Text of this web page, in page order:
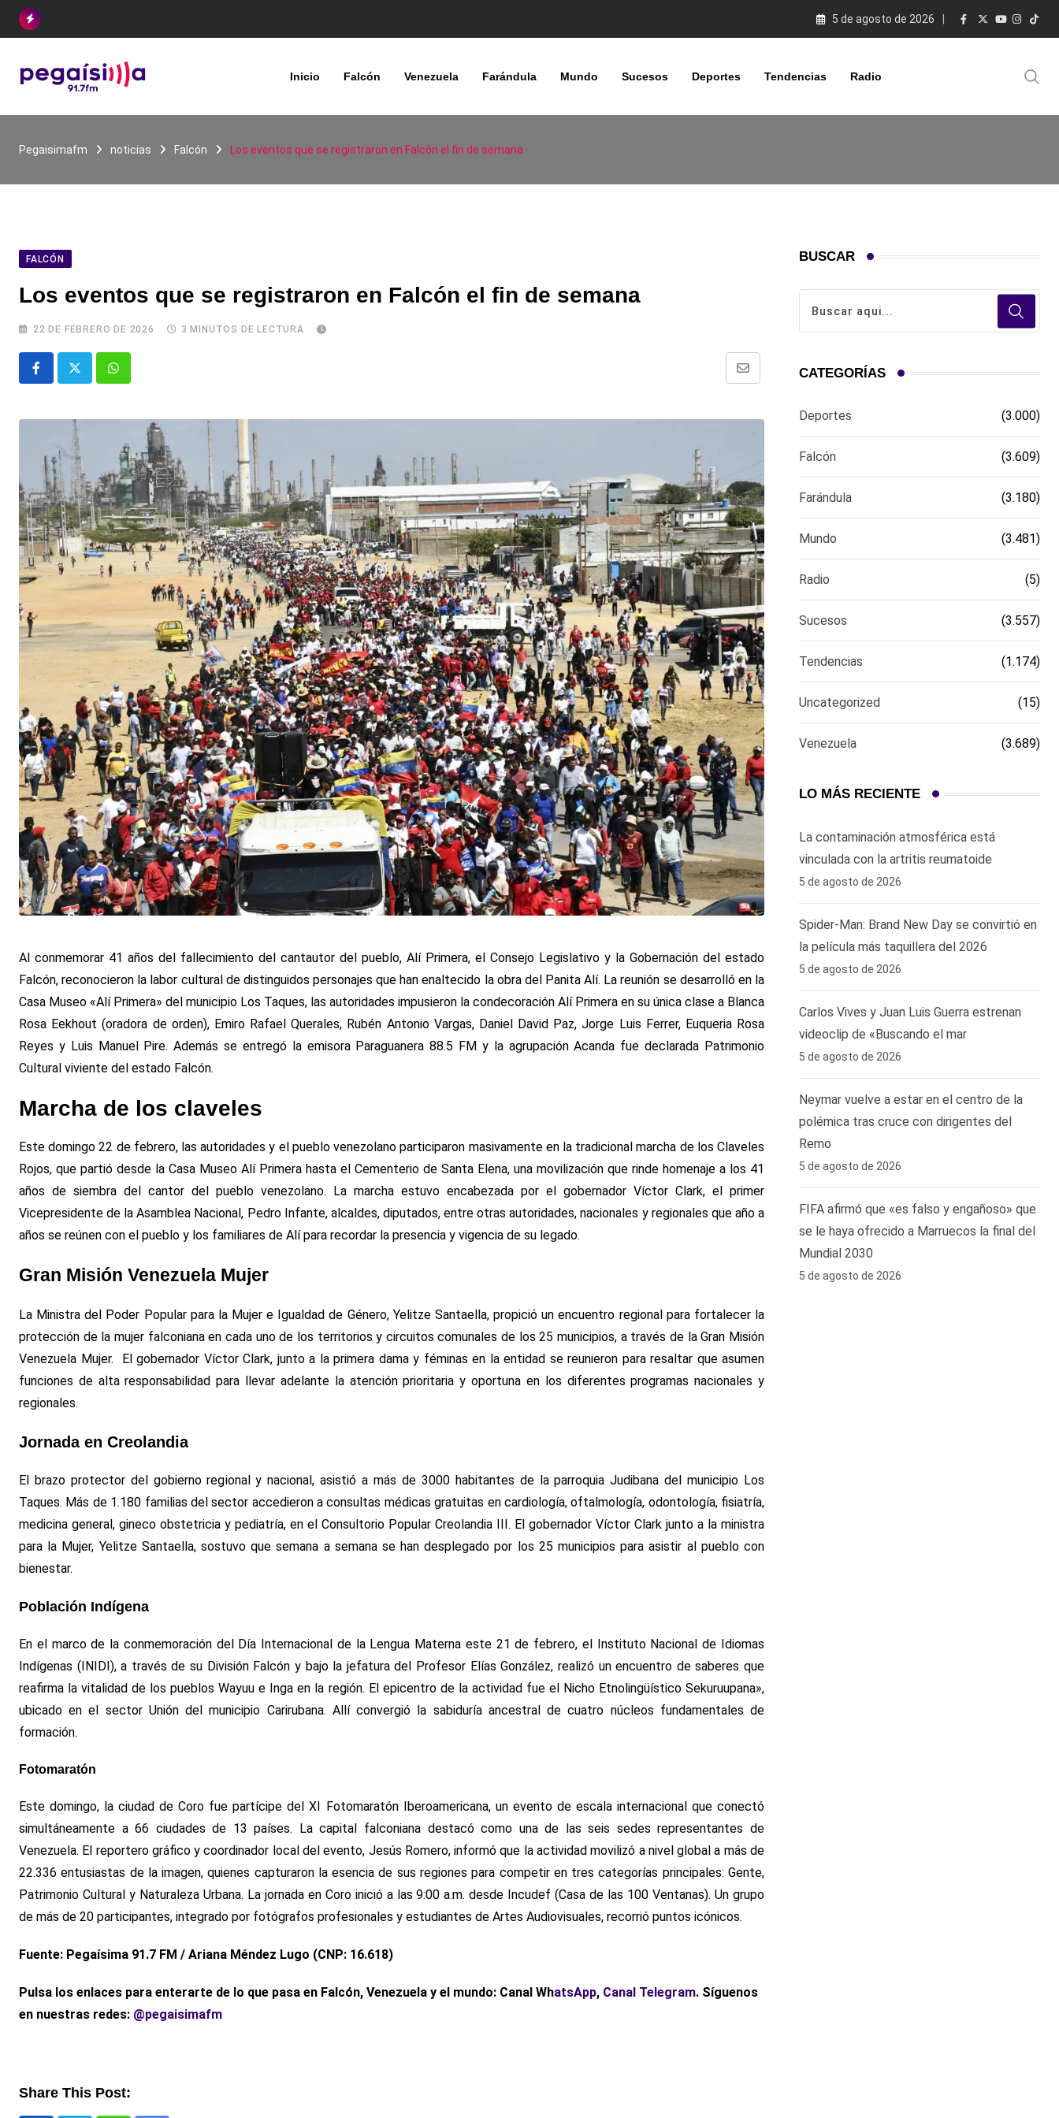
Skip
5 de agosto de 2026
Inicio Falcón Venezuela Farándula Mundo Sucesos Deportes Tendencias Radio
Pegaisimafm noticias Falcón Los eventos que se registraron en Falcón el fin de semana
FALCÓN
Los eventos que se registraron en Falcón el fin de semana
22 DE FEBRERO DE 2026 3 MINUTOS DE LECTURA
Whatsapp
Comparte
email
Al conmemorar 41 años del fallecimiento del cantautor del pueblo, Alí Primera, el Consejo Legislativo y la Gobernación del estado
Falcón, reconocieron la labor cultural de distinguidos personajes que han enaltecido la obra del Panita Alí. La reunión se desarrolló en la
Casa Museo «Alí Primera» del municipio Los Taques, las autoridades impusieron la condecoración Alí Primera en su única clase a Blanca
Rosa Eekhout (oradora de orden), Emiro Rafael Querales, Rubén Antonio Vargas, Daniel David Paz, Jorge Luis Ferrer, Euqueria Rosa
Reyes y Luis Manuel Pire. Además se entregó la emisora Paraguanera 88.5 FM y la agrupación Acanda fue declarada Patrimonio
Cultural viviente del estado Falcón.
Marcha de los claveles
Este domingo 22 de febrero, las autoridades y el pueblo venezolano participaron masivamente en la tradicional marcha de los Claveles
Rojos, que partió desde la Casa Museo Alí Primera hasta el Cementerio de Santa Elena, una movilización que rinde homenaje a los 41
años de siembra del cantor del pueblo venezolano. La marcha estuvo encabezada por el gobernador Víctor Clark, el primer
Vicepresidente de la Asamblea Nacional, Pedro Infante, alcaldes, diputados, entre otras autoridades, nacionales y regionales que año a
años se reúnen con el pueblo y los familiares de Alí para recordar la presencia y vigencia de su legado.
Gran Misión Venezuela Mujer
La Ministra del Poder Popular para la Mujer e Igualdad de Género, Yelitze Santaella, propició un encuentro regional para fortalecer la
protección de la mujer falconiana en cada uno de los territorios y circuitos comunales de los 25 municipios, a través de la Gran Misión
Venezuela Mujer. El gobernador Víctor Clark, junto a la primera dama y féminas en la entidad se reunieron para resaltar que asumen
funciones de alta responsabilidad para llevar adelante la atención prioritaria y oportuna en los diferentes programas nacionales y
regionales.
Jornada en Creolandia
El brazo protector del gobierno regional y nacional, asistió a más de 3000 habitantes de la parroquia Judibana del municipio Los
Taques. Más de 1.180 familias del sector accedieron a consultas médicas gratuitas en cardiología, oftalmología, odontología, fisiatría,
medicina general, gineco obstetricia y pediatría, en el Consultorio Popular Creolandia III. El gobernador Víctor Clark junto a la ministra
para la Mujer, Yelitze Santaella, sostuvo que semana a semana se han desplegado por los 25 municipios para asistir al pueblo con
bienestar.
Población Indígena
En el marco de la conmemoración del Día Internacional de la Lengua Materna este 21 de febrero, el Instituto Nacional de Idiomas
Indígenas (INIDI), a través de su División Falcón y bajo la jefatura del Profesor Elías González, realizó un encuentro de saberes que
reafirma la vitalidad de los pueblos Wayuu e Inga en la región. El epicentro de la actividad fue el Nicho Etnolingüístico Sekuruupana»,
ubicado en el sector Unión del municipio Carirubana. Allí convergió la sabiduría ancestral de cuatro núcleos fundamentales de
formación.
Fotomaratón
Este domingo, la ciudad de Coro fue partícipe del XI Fotomaratón Iberoamericana, un evento de escala internacional que conectó
simultáneamente a 66 ciudades de 13 países. La capital falconiana destacó como una de las seis sedes representantes de
Venezuela. El reportero gráfico y coordinador local del evento, Jesús Romero, informó que la actividad movilizó a nivel global a más de
22.336 entusiastas de la imagen, quienes capturaron la esencia de sus regiones para competir en tres categorías principales: Gente,
Patrimonio Cultural y Naturaleza Urbana. La jornada en Coro inició a las 9:00 a.m. desde Incudef (Casa de las 100 Ventanas). Un grupo
de más de 20 participantes, integrado por fotógrafos profesionales y estudiantes de Artes Audiovisuales, recorrió puntos icónicos.
Fuente: Pegaísima 91.7 FM / Ariana Méndez Lugo (CNP: 16.618)
Pulsa los enlaces para enterarte de lo que pasa en Falcón, Venezuela y el mundo: Canal WhatsApp, Canal Telegram. Síguenos
en nuestras redes: @pegaisimafm
Share This Post:
BUSCAR
CATEGORÍAS
Deportes (3.000)
Falcón (3.609)
Farándula (3.180)
Mundo (3.481)
Radio (5)
Sucesos (3.557)
Tendencias (1.174)
Uncategorized (15)
Venezuela (3.689)
LO MÁS RECIENTE
La contaminación atmosférica está
vinculada con la artritis reumatoide
5 de agosto de 2026
Spider-Man: Brand New Day se convirtió en
la película más taquillera del 2026
5 de agosto de 2026
Carlos Vives y Juan Luis Guerra estrenan
videoclip de «Buscando el mar
5 de agosto de 2026
Neymar vuelve a estar en el centro de la
polémica tras cruce con dirigentes del
Remo ‎
5 de agosto de 2026
FIFA afirmó que «es falso y engañoso» que
se le haya ofrecido a Marruecos la final del
Mundial 2030
5 de agosto de 2026